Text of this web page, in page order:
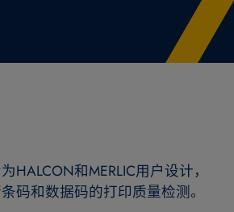
HALCON和MERLIC用户设计，
码和数据码的打印质量检测。